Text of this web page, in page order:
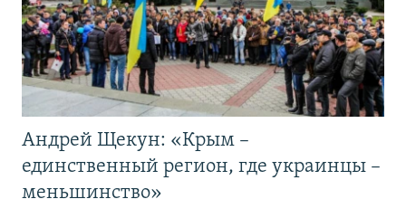
Андрей Щекун: «Крым –
единственный регион, где украинцы –
меньшинство»